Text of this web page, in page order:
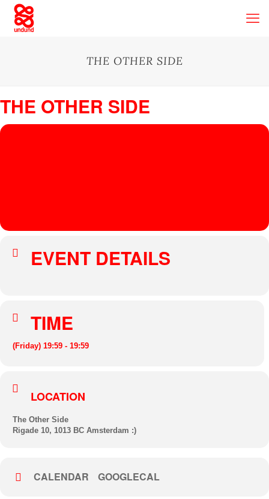
THE OTHER SIDE
THE OTHER SIDE
EVENT DETAILS
TIME
(Friday) 19:59 - 19:59
LOCATION
The Other Side
Rigade 10, 1013 BC Amsterdam :)
CALENDAR GOOGLECAL